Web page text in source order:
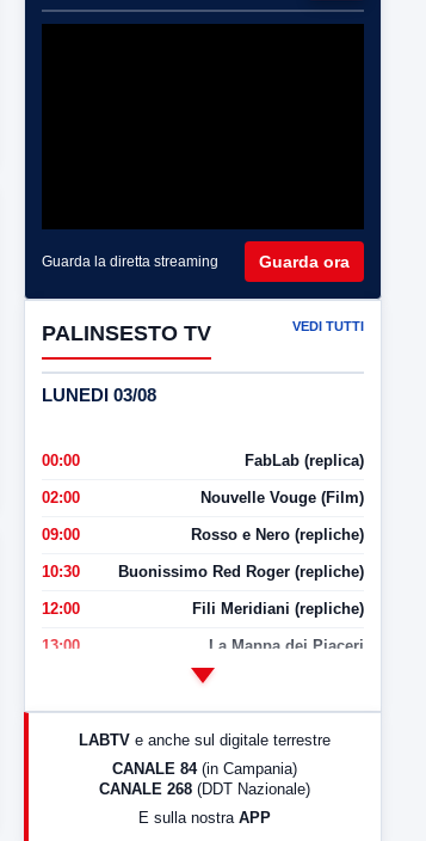
Guarda la diretta streaming Guarda ora
PALINSESTO TV VEDI TUTTI
LUNEDI 03/08
00:00 FabLab (replica)
02:00 Nouvelle Vouge (Film)
09:00 Rosso e Nero (repliche)
10:30 Buonissimo Red Roger (repliche)
12:00 Fili Meridiani (repliche)
13:00 La Mappa dei Piaceri
LabNews (Diretta)
LABTV e anche sul digitale terrestre
CANALE 84 (in Campania)
CANALE 268 (DDT Nazionale)
E sulla nostra APP